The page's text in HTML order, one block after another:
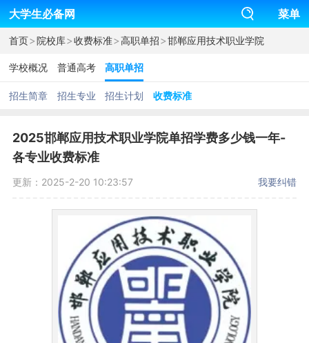
大学生必备网 菜单
首页>院校库>收费标准>高职单招>邯郸应用技术职业学院
学校概况 普通高考 高职单招
招生简章 招生专业 招生计划 收费标准
2025邯郸应用技术职业学院单招学费多少钱一年-
各专业收费标准
更新：2025-2-20 10:23:57 我要纠错